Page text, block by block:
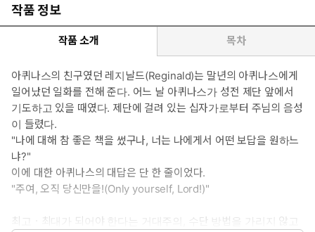
작품 정보
작품 소개 목차
아퀴나스의 친구였던 레지날드(Reginald)는 말년의 아퀴나스에게
일어났던 일화를 전해 준다. 어느 날 아퀴나스가 성전 제단 앞에서
기도하고 있을 때였다. 제단에 걸려 있는 십자가로부터 주님의 음성
이 들렸다.
"나에 대해 참 좋은 책을 썼구나, 너는 나에게서 어떤 보답을 원하느
냐?"
이에 대한 아퀴나스의 대답은 단 한 줄이었다.
"주여, 오직 당신만을!(Only yourself, Lord!)"
최고ㆍ최대가 되어야 한다는 거대주의, 수단 방법을 가리지 않고